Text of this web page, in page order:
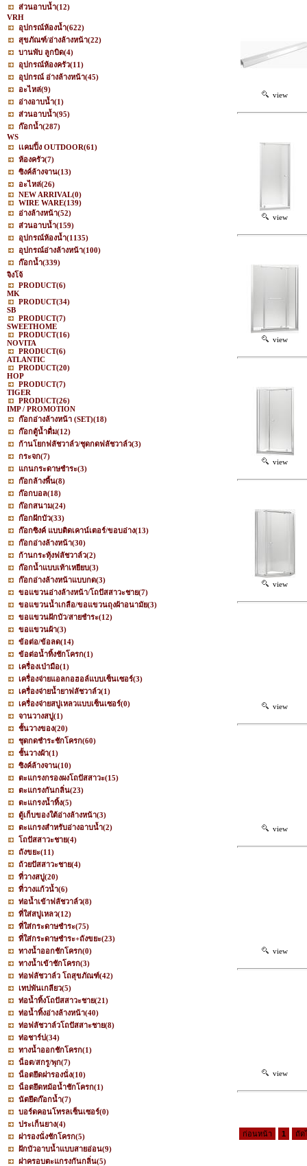
ส่วนอาบน้ำ(12)
VRH
อุปกรณ์ห้องน้ำ(622)
สุขภัณฑ์/อ่างล้างหน้า(22)
บานพับ ลูกบิด(4)
อุปกรณ์ห้องครัว(11)
อุปกรณ์ อ่างล้างหน้า(45)
อะไหล่(9)
อ่างอาบน้ำ(1)
ส่วนอาบน้ำ(95)
ก๊อกน้ำ(287)
WS
เเคมปิ้ง OUTDOOR(61)
ห้องครัว(7)
ซิงค์ล้างจาน(13)
อะไหล่(26)
NEW ARRIVAL(0)
WIRE WARE(139)
อ่างล้างหน้า(52)
ส่วนอาบน้ำ(159)
อุปกรณ์ห้องน้ำ(1135)
อุปกรณ์อ่างล้างหน้า(100)
ก๊อกน้ำ(339)
จิงโจ้
PRODUCT(6)
MK
PRODUCT(34)
SB
PRODUCT(7)
SWEETHOME
PRODUCT(16)
NOVITA
PRODUCT(6)
ATLANTIC
PRODUCT(20)
HOP
PRODUCT(7)
TIGER
PRODUCT(26)
IMP / PROMOTION
ก๊อกอ่างล้างหน้า (SET)(18)
ก๊อกตู้น้ำดื่ม(12)
ก้านโยกฟลัชวาล์ว/ชุดกดฟลัชวาล์ว(3)
กระจก(7)
แกนกระดาษชำระ(3)
ก๊อกล้างพื้น(8)
ก๊อกบอล(18)
ก๊อกสนาม(24)
ก๊อกฝักบัว(33)
ก๊อกซิงค์ แบบติดเคาน์เตอร์/ขอบอ่าง(13)
ก๊อกอ่างล้างหน้า(30)
ก้านกระทุ้งฟลัชวาล์ว(2)
ก๊อกน้ำแบบเท้าเหยียบ(3)
ก๊อกอ่างล้างหน้าแบบกด(3)
ขอแขวนอ่างล้างหน้า/โถปัสสาวะชาย(7)
ขอแขวนน้ำเกลือ/ขอแขวนถุงผ้าอนามัย(3)
ขอแขวนฝักบัว/สายชำระ(12)
ขอแขวนผ้า(3)
ข้อต่อ/ข้อลด(14)
ข้อต่อน้ำทิ้งชักโครก(1)
เครื่องเป่ามือ(1)
เครื่องจ่ายแอลกอฮอล์แบบเซ็นเซอร์(3)
เครื่องจ่ายน้ำยาฟลัชวาล์ว(1)
เครื่องจ่ายสบู่เหลวแบบเซ็นเซอร์(0)
จานวางสบู่(1)
ชั้นวางของ(20)
ชุดกดชำระชักโครก(60)
ชั้นวางผ้า(1)
ซิงค์ล้างจาน(10)
ตะแกรงกรองผงโถปัสสาวะ(15)
ตะแกรงกันกลิ่น(23)
ตะแกรงน้ำทิ้ง(5)
ตู้เก็บของใต้อ่างล้างหน้า(3)
ตะแกรงสำหรับอ่างอาบน้ำ(2)
โถปัสสาวะชาย(4)
ถังขยะ(11)
ถ้วยปัสสาวะชาย(4)
ที่วางสบู่(20)
ที่วางแก้วน้ำ(6)
ท่อน้ำเข้าฟลัชวาล์ว(8)
ที่ใส่สบู่เหลว(12)
ที่ใส่กระดาษชำระ(75)
ที่ใส่กระดาษชำระ+ถังขยะ(23)
ทางน้ำออกชักโครก(0)
ทางน้ำเข้าชักโครก(3)
ท่อฟลัชวาล์ว โถสุขภัณฑ์(42)
เทปพันเกลียว(5)
ท่อน้ำทิ้งโถปัสสาวะชาย(21)
ท่อน้ำทิ้งอ่างล้างหน้า(40)
ท่อฟลัชวาล์วโถปัสสาะชาย(8)
ท่อชาร์ป(34)
ทางน้ำออกชักโครก(1)
น็อต/สกรู/พุก(7)
น็อตยึดฝารองนั่ง(10)
น็อตยึดหม้อน้ำชักโครก(1)
นัตยึดก๊อกน้ำ(7)
บอร์ดคอนโทรลเซ็นเซอร์(0)
ประเก็นยาง(4)
ฝารองนั่งชักโครก(5)
ฝักบัวอาบน้ำแบบสายอ่อน(9)
ฝาครอบตะแกรงกันกลิ่น(5)
view
view
view
view
view
view
view
view
view
ก่อนหน้า 1 ถัด